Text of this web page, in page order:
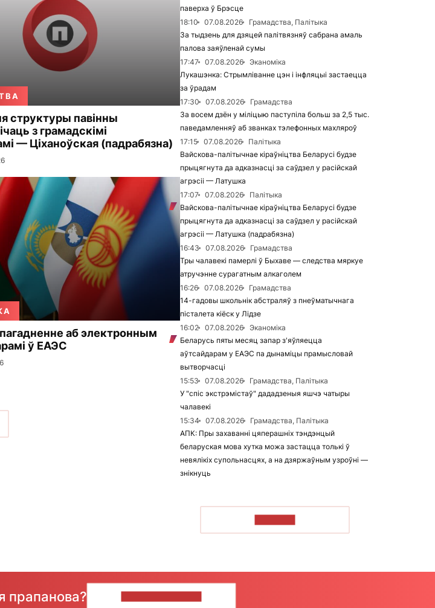
структуры павінны
з грамадскімі
— Ціханоўская (падрабязна)
аб электронным
ў ЕАЭС
паверха ў Брэсце
18:10
07.08.2026
Грамадства, Палітыка
За тыдзень для дзяцей палітвязняў сабрана амаль
палова заяўленай сумы
17:47
07.08.2026
Эканоміка
Лукашэнка: Стрымліванне цэн і інфляцыі застаецца
за ўрадам
17:30
07.08.2026
Грамадства
За восем дзён у міліцыю паступіла больш за 2,5 тыс.
паведамленняў аб званках тэлефонных махляроў
17:15
07.08.2026
Палітыка
Вайскова-палітычнае кіраўніцтва Беларусі будзе
прыцягнута да адказнасці за саўдзел у расійскай
агрэсіі — Латушка
17:07
07.08.2026
Палітыка
Вайскова-палітычнае кіраўніцтва Беларусі будзе
прыцягнута да адказнасці за саўдзел у расійскай
агрэсіі — Латушка (падрабязна)
16:43
07.08.2026
Грамадства
Тры чалавекі памерлі ў Быхаве — следства мяркуе
атручэнне сурагатным алкаголем
16:26
07.08.2026
Грамадства
14-гадовы школьнік абстраляў з пнеўматычнага
пісталета кіёск у Лідзе
16:02
07.08.2026
Эканоміка
Беларусь пяты месяц запар з'яўляецца
аўтсайдарам у ЕАЭС па дынаміцы прамысловай
вытворчасці
15:53
07.08.2026
Грамадства, Палітыка
У "спіс экстрэмістаў" дададзеныя яшчэ чатыры
чалавекі
15:34
07.08.2026
Грамадства, Палітыка
АПК: Пры захаванні цяперашніх тэндэнцый
беларуская мова хутка можа застацца толькі ў
невялікіх супольнасцях, а на дзяржаўным узроўні —
знікнуць
прапанова?